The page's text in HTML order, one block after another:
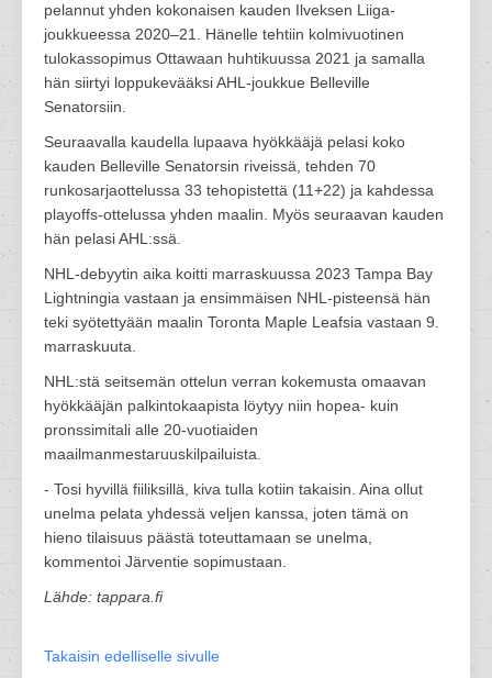
pelannut yhden kokonaisen kauden Ilveksen Liiga-
joukkueessa 2020–21. Hänelle tehtiin kolmivuotinen
tulokassopimus Ottawaan huhtikuussa 2021 ja samalla
hän siirtyi loppukevääksi AHL-joukkue Belleville
Senatorsiin.
Seuraavalla kaudella lupaava hyökkääjä pelasi koko
kauden Belleville Senatorsin riveissä, tehden 70
runkosarjaottelussa 33 tehopistettä (11+22) ja kahdessa
playoffs-ottelussa yhden maalin. Myös seuraavan kauden
hän pelasi AHL:ssä.
NHL-debyytin aika koitti marraskuussa 2023 Tampa Bay
Lightningia vastaan ja ensimmäisen NHL-pisteensä hän
teki syötettyään maalin Toronta Maple Leafsia vastaan 9.
marraskuuta.
NHL:stä seitsemän ottelun verran kokemusta omaavan
hyökkääjän palkintokaapista löytyy niin hopea- kuin
pronssimitali alle 20-vuotiaiden
maailmanmestaruuskilpailuista.
- Tosi hyvillä fiiliksillä, kiva tulla kotiin takaisin. Aina ollut
unelma pelata yhdessä veljen kanssa, joten tämä on
hieno tilaisuus päästä toteuttamaan se unelma,
kommentoi Järventie sopimustaan.
Lähde: tappara.fi
Takaisin edelliselle sivulle